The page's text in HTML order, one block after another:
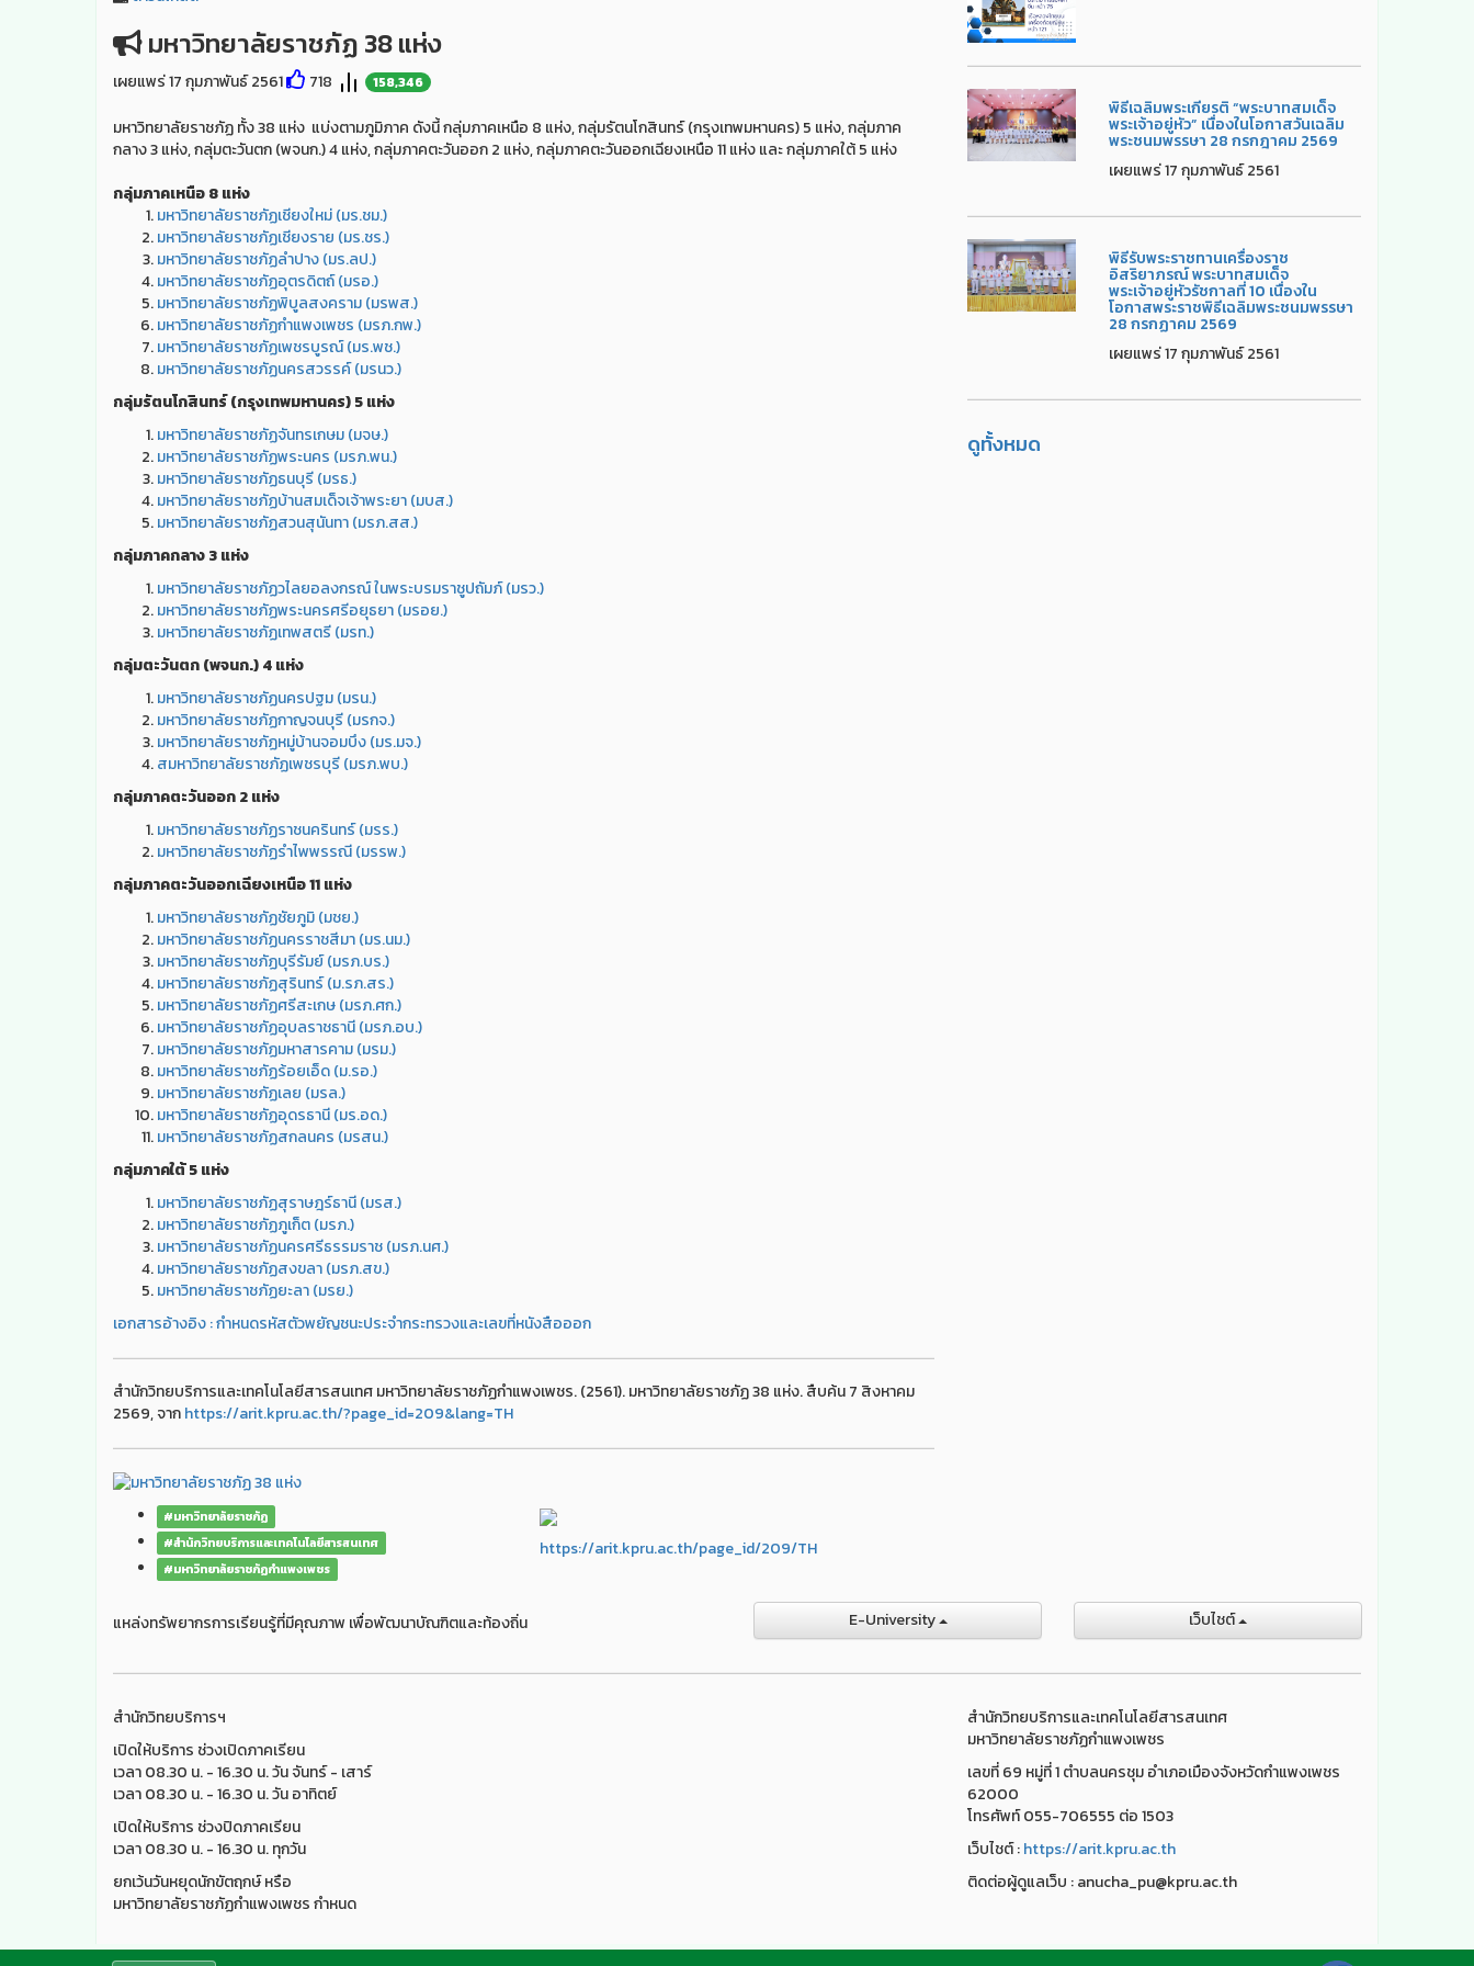
มหาวิทยาลัยราชภัฏ 38 แห่ง
เผยแพร่ 17 กุมภาพันธ์ 2561 718 158,346
มหาวิทยาลัยราชภัฏ ทั้ง 38 แห่ง แบ่งตามภูมิภาค ดังนี้ กลุ่มภาคเหนือ 8 แห่ง, กลุ่มรัตนโกสินทร์ (กรุงเทพมหานคร) 5 แห่ง, กลุ่มภาค
กลาง 3 แห่ง, กลุ่มตะวันตก (พจนก.) 4 แห่ง, กลุ่มภาคตะวันออก 2 แห่ง, กลุ่มภาคตะวันออกเฉียงเหนือ 11 แห่ง และ กลุ่มภาคใต้ 5 แห่ง
กลุ่มภาคเหนือ 8 แห่ง
มหาวิทยาลัยราชภัฏเชียงใหม่ (มร.ชม.)
มหาวิทยาลัยราชภัฏเชียงราย (มร.ชร.)
มหาวิทยาลัยราชภัฏลำปาง (มร.ลป.)
มหาวิทยาลัยราชภัฏอุตรดิตถ์ (มรอ.)
มหาวิทยาลัยราชภัฏพิบูลสงคราม (มรพส.)
มหาวิทยาลัยราชภัฏกำแพงเพชร (มรภ.กพ.)
มหาวิทยาลัยราชภัฏเพชรบูรณ์ (มร.พช.)
มหาวิทยาลัยราชภัฏนครสวรรค์ (มรนว.)
กลุ่มรัตนโกสินทร์ (กรุงเทพมหานคร) 5 แห่ง
มหาวิทยาลัยราชภัฏจันทรเกษม (มจษ.)
มหาวิทยาลัยราชภัฏพระนคร (มรภ.พน.)
มหาวิทยาลัยราชภัฏธนบุรี (มรธ.)
มหาวิทยาลัยราชภัฏบ้านสมเด็จเจ้าพระยา (มบส.)
มหาวิทยาลัยราชภัฏสวนสุนันทา (มรภ.สส.)
กลุ่มภาคกลาง 3 แห่ง
มหาวิทยาลัยราชภัฏวไลยอลงกรณ์ ในพระบรมราชูปถัมภ์ (มรว.)
มหาวิทยาลัยราชภัฏพระนครศรีอยุธยา (มรอย.)
มหาวิทยาลัยราชภัฏเทพสตรี (มรท.)
กลุ่มตะวันตก (พจนก.) 4 แห่ง
มหาวิทยาลัยราชภัฏนครปฐม (มรน.)
มหาวิทยาลัยราชภัฏกาญจนบุรี (มรกจ.)
มหาวิทยาลัยราชภัฏหมู่บ้านจอมบึง (มร.มจ.)
สมหาวิทยาลัยราชภัฏเพชรบุรี (มรภ.พบ.)
กลุ่มภาคตะวันออก 2 แห่ง
มหาวิทยาลัยราชภัฏราชนครินทร์ (มรร.)
มหาวิทยาลัยราชภัฏรำไพพรรณี (มรรพ.)
กลุ่มภาคตะวันออกเฉียงเหนือ 11 แห่ง
มหาวิทยาลัยราชภัฏชัยภูมิ (มชย.)
มหาวิทยาลัยราชภัฏนครราชสีมา (มร.นม.)
มหาวิทยาลัยราชภัฏบุรีรัมย์ (มรภ.บร.)
มหาวิทยาลัยราชภัฏสุรินทร์ (ม.รภ.สร.)
มหาวิทยาลัยราชภัฏศรีสะเกษ (มรภ.ศก.)
มหาวิทยาลัยราชภัฏอุบลราชธานี (มรภ.อบ.)
มหาวิทยาลัยราชภัฏมหาสารคาม (มรม.)
มหาวิทยาลัยราชภัฏร้อยเอ็ด (ม.รอ.)
มหาวิทยาลัยราชภัฏเลย (มรล.)
มหาวิทยาลัยราชภัฏอุดรธานี (มร.อด.)
มหาวิทยาลัยราชภัฏสกลนคร (มรสน.)
กลุ่มภาคใต้ 5 แห่ง
มหาวิทยาลัยราชภัฏสุราษฎร์ธานี (มรส.)
มหาวิทยาลัยราชภัฏภูเก็ต (มรภ.)
มหาวิทยาลัยราชภัฏนครศรีธรรมราช (มรภ.นศ.)
มหาวิทยาลัยราชภัฏสงขลา (มรภ.สข.)
มหาวิทยาลัยราชภัฏยะลา (มรย.)
เอกสารอ้างอิง : กำหนดรหัสตัวพยัญชนะประจํากระทรวงและเลขที่หนังสือออก
สำนักวิทยบริการและเทคโนโลยีสารสนเทศ มหาวิทยาลัยราชภัฏกำแพงเพชร. (2561). มหาวิทยาลัยราชภัฏ 38 แห่ง. สืบค้น 7 สิงหาคม
2569, จากhttps://arit.kpru.ac.th/?page_id=209&lang=TH
#มหาวิทยาลัยราชภัฏ
#สำนักวิทยบริการและเทคโนโลยีสารสนเทศ
#มหาวิทยาลัยราชภัฏกำแพงเพชร
https://arit.kpru.ac.th/page_id/209/TH
พิธีเฉลิมพระเกียรติ “พระบาทสมเด็จ
พระเจ้าอยู่หัว” เนื่องในโอกาสวันเฉลิม
พระชนมพรรษา 28 กรกฎาคม 2569
เผยแพร่ 17 กุมภาพันธ์ 2561
พิธีรับพระราชทานเครื่องราช
อิสริยาภรณ์ พระบาทสมเด็จ
พระเจ้าอยู่หัวรัชกาลที่ 10 เนื่องใน
โอกาสพระราชพิธีเฉลิมพระชนมพรรษา
28 กรกฏาคม 2569
เผยแพร่ 17 กุมภาพันธ์ 2561
ดูทั้งหมด
แหล่งทรัพยากรการเรียนรู้ที่มีคุณภาพ เพื่อพัฒนาบัณฑิตและท้องถิ่น E-University เว็บไชต์
สำนักวิทยบริการฯ
เปิดให้บริการ ช่วงเปิดภาคเรียน
เวลา 08.30 น. - 16.30 น. วัน จันทร์ - เสาร์
เวลา 08.30 น. - 16.30 น. วัน อาทิตย์
เปิดให้บริการ ช่วงปิดภาคเรียน
เวลา 08.30 น. - 16.30 น. ทุกวัน
ยกเว้นวันหยุดนักขัตฤกษ์ หรือ
มหาวิทยาลัยราชภัฏกำแพงเพชร กำหนด
สำนักวิทยบริการและเทคโนโลยีสารสนเทศ
มหาวิทยาลัยราชภัฏกำแพงเพชร
เลขที่ 69 หมู่ที่ 1 ตำบลนครชุม อำเภอเมืองจังหวัดกำแพงเพชร
62000
โทรศัพท์ 055-706555 ต่อ 1503
เว็บไชต์ :https://arit.kpru.ac.th
ติดต่อผู้ดูแลเว็บ : anucha_pu@kpru.ac.th